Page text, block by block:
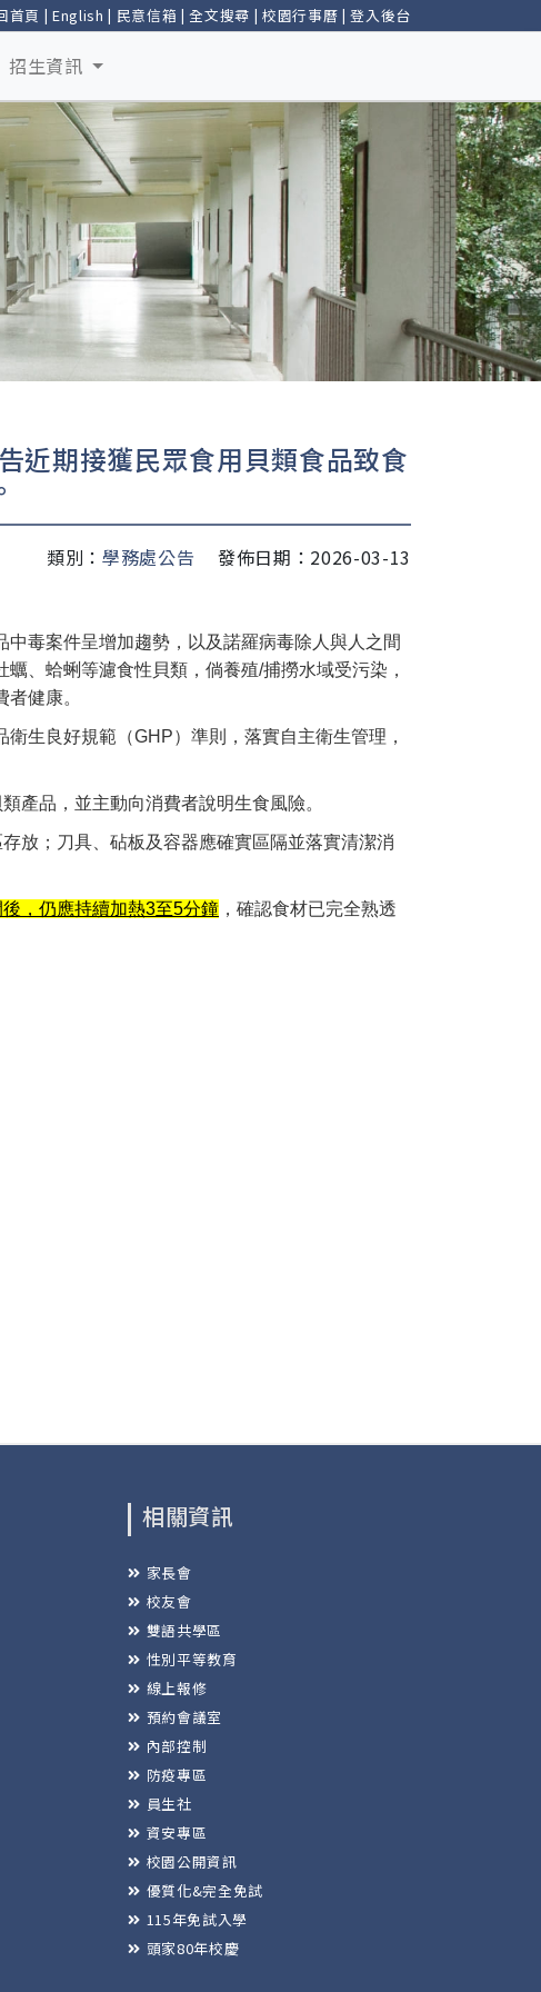
首頁 | English | 民意信箱 |全文搜尋 | 校園行事曆 |登入後台
招生資訊
近期接獲民眾食用貝類食品致食
類別： 學務處公告 發佈日期：2026-03-13
毒案件呈增加趨勢，以及諾羅病毒除人與人之間
、蛤蜊等濾食性貝類，倘養殖/捕撈水域受污染，
健康。
生良好規範（GHP）準則，落實自主衛生管理，
品，並主動向消費者說明生食風險。
；刀具、砧板及容器應確實區隔並落實清潔消
，仍應持續加熱3至5分鐘 ，確認食材已完全熟透
相關資訊
家長會
校友會
雙語共學區
性別平等教育
線上報修
預約會議室
內部控制
防疫專區
員生社
資安專區
校園公開資訊
優質化&完全免試
115年免試入學
頭家80年校慶